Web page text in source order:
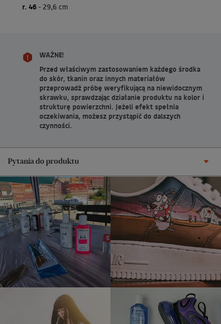
r. 46 - 29,6 cm
WAŻNE!
Przed właściwym zastosowaniem każdego środka
do skór, tkanin oraz innych materiałów
przeprowadź próbę weryfikującą na niewidocznym
skrawku, sprawdzając działanie produktu na kolor i
strukturę powierzchni. Jeżeli efekt spełnia
oczekiwania, możesz przystąpić do dalszych
czynności.
Pytania do produktu